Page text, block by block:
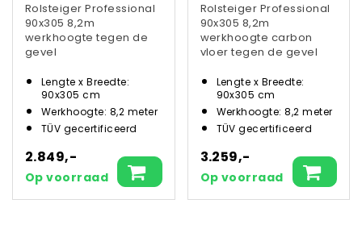
Rolsteiger Professional
90x305 8,2m
werkhoogte tegen de
gevel
Lengte x Breedte:
90x305 cm
Werkhoogte: 8,2 meter
TÜV gecertificeerd
2.849,-
Op voorraad
Rolsteiger Professional
90x305 8,2m
werkhoogte carbon
vloer tegen de gevel
Lengte x Breedte:
90x305 cm
Werkhoogte: 8,2 meter
TÜV gecertificeerd
3.259,-
Op voorraad